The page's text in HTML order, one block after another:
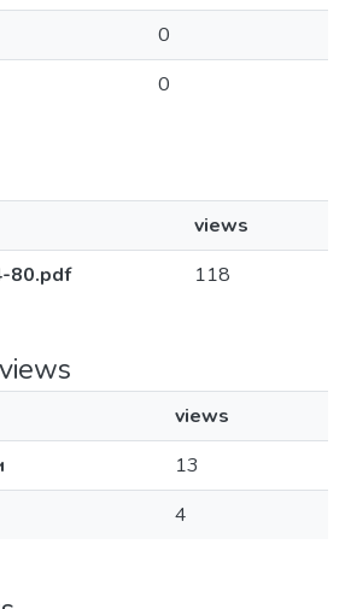
0
0
views
80.pdf
118
views
13
4